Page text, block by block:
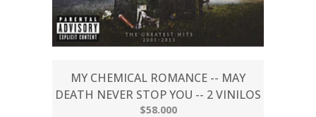
MY CHEMICAL ROMANCE -- MAY
DEATH NEVER STOP YOU -- 2 VINILOS
$58.000